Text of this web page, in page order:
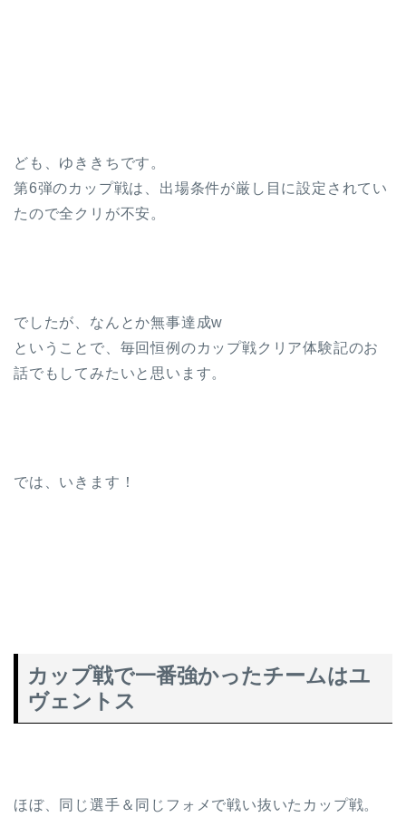
ども、ゆききちです。
第6弾のカップ戦は、出場条件が厳し目に設定されてい
たので全クリが不安。
でしたが、なんとか無事達成w
ということで、毎回恒例のカップ戦クリア体験記のお
話でもしてみたいと思います。
では、いきます！
カップ戦で一番強かったチームはユ
ヴェントス
ほぼ、同じ選手＆同じフォメで戦い抜いたカップ戦。